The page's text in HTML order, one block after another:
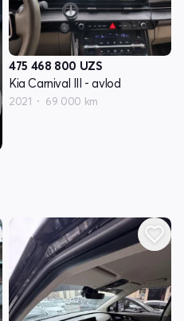
475 468 800 UZS
Kia Carnival III - avlod
2021 69 000 km